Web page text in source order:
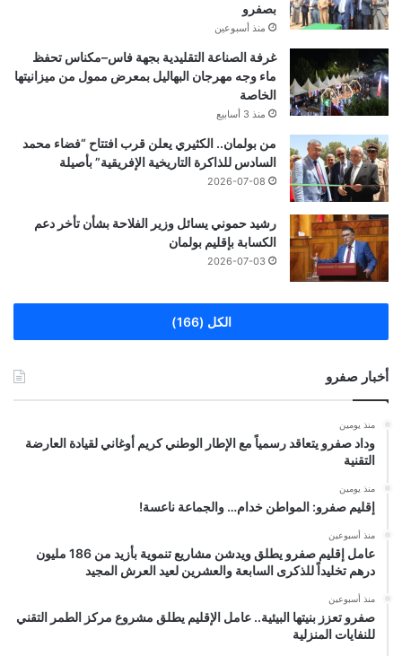
بصفرو
منذ أسبوعين
غرفة الصناعة التقليدية بجهة فاس–مكناس تحفظ
ماء وجه مهرجان البهاليل بمعرض ممول من ميزانيتها
الخاصة
منذ 3 أسابيع
من بولمان.. الكثيري يعلن قرب افتتاح “فضاء محمد
السادس للذاكرة التاريخية الإفريقية” بأصيلة
2026-07-08
رشيد حموني يسائل وزير الفلاحة بشأن تأخر دعم
الكسابة بإقليم بولمان
2026-07-03
الكل (166)
أخبار صفرو
منذ يومين
وداد صفرو يتعاقد رسمياً مع الإطار الوطني كريم أوغاني لقيادة العارضة
التقنية
منذ يومين
إقليم صفرو: المواطن خدام… والجماعة ناعسة!
منذ أسبوعين
عامل إقليم صفرو يطلق ويدشن مشاريع تنموية بأزيد من 186 مليون
درهم تخليداً للذكرى السابعة والعشرين لعيد العرش المجيد
منذ أسبوعين
صفرو تعزز بنيتها البيئية.. عامل الإقليم يطلق مشروع مركز الطمر التقني
للنفايات المنزلية